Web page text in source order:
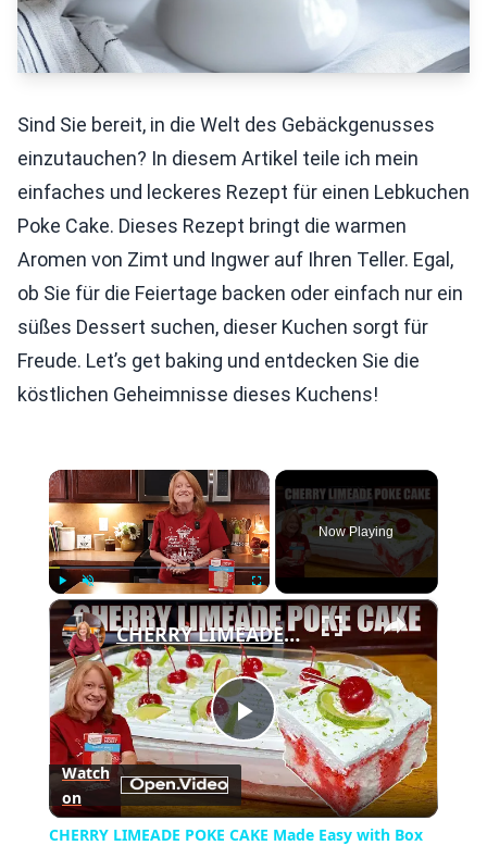
Sind Sie bereit, in die Welt des Gebäckgenusses
einzutauchen? In diesem Artikel teile ich mein
einfaches und leckeres Rezept für einen Lebkuchen
Poke Cake. Dieses Rezept bringt die warmen
Aromen von Zimt und Ingwer auf Ihren Teller. Egal,
ob Sie für die Feiertage backen oder einfach nur ein
süßes Dessert suchen, dieser Kuchen sorgt für
Freude. Let’s get baking und entdecken Sie die
köstlichen Geheimnisse dieses Kuchens!
×
Play Unmute Fullscreen
Now Playing
×
Play
Video
CHERRY LIMEADE POKE CAKE Made Easy with Box Cake Mix
Watch
on
CHERRY LIMEADE POKE CAKE Made Easy with Box